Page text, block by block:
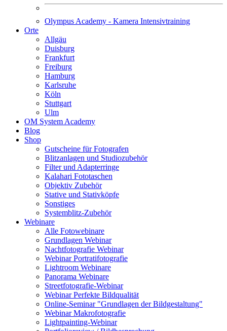
Olympus Academy - Kamera Intensivtraining
Orte
Allgäu
Duisburg
Frankfurt
Freiburg
Hamburg
Karlsruhe
Köln
Stuttgart
Ulm
OM System Academy
Blog
Shop
Gutscheine für Fotografen
Blitzanlagen und Studiozubehör
Filter und Adapterringe
Kalahari Fototaschen
Objektiv Zubehör
Stative und Stativköpfe
Sonstiges
Systemblitz-Zubehör
Webinare
Alle Fotowebinare
Grundlagen Webinar
Nachtfotografie Webinar
Webinar Portratifotografie
Lightroom Webinare
Panorama Webinare
Streetfotografie-Webinar
Webinar Perfekte Bildqualität
Online-Seminar "Grundlagen der Bildgestaltung"
Webinar Makrofotografie
Lightpainting-Webinar